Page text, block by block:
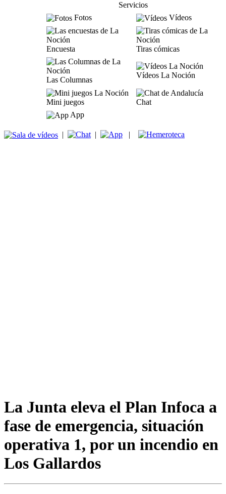
Servicios
Fotos
Vídeos
Encuesta Tiras cómicas
Las Columnas
Vídeos La Noción
Mini juegos
Chat
App
| | |
La Junta eleva el Plan Infoca a
fase de emergencia, situación
operativa 1, por un incendio en
Los Gallardos